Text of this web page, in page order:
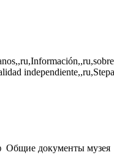
Общие документы музея